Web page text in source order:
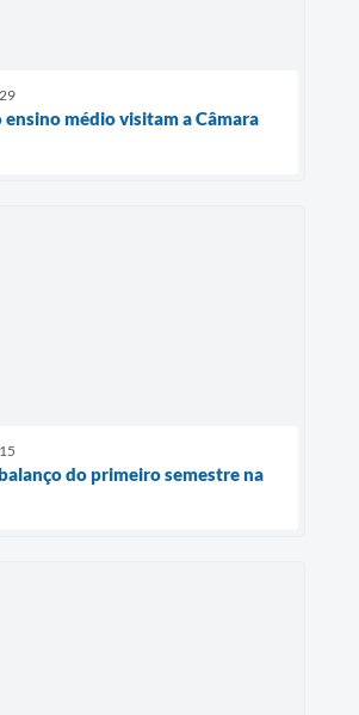
ensino médio visitam a Câmara
do primeiro semestre na